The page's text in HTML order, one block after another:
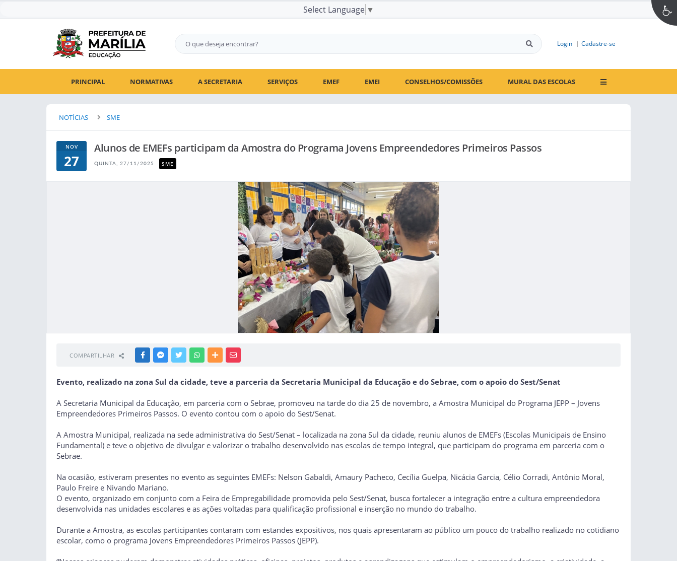
Select Language ▼
Login Cadastre-se
PRINCIPAL NORMATIVAS A SECRETARIA SERVIÇOS EMEF EMEI CONSELHOS/COMISSÕES MURAL DAS ESCOLAS
NOTÍCIAS SME
NOV
27
Alunos de EMEFs participam da Amostra do Programa Jovens Empreendedores Primeiros Passos
QUINTA, 27/11/2025 SME
COMPARTILHAR FACEBOOKMESSENGER
TWITTER WHATSAPPMAIS
Evento, realizado na zona Sul da cidade, teve a parceria da Secretaria Municipal da Educação e do Sebrae, com o apoio do Sest/Senat
A Secretaria Municipal da Educação, em parceria com o Sebrae, promoveu na tarde do dia 25 de novembro, a Amostra Municipal do Programa JEPP – Jovens
Empreendedores Primeiros Passos. O evento contou com o apoio do Sest/Senat.
A Amostra Municipal, realizada na sede administrativa do Sest/Senat – localizada na zona Sul da cidade, reuniu alunos de EMEFs (Escolas Municipais de Ensino
Fundamental) e teve o objetivo de divulgar e valorizar o trabalho desenvolvido nas escolas de tempo integral, que participam do programa em parceria com o
Sebrae.
Na ocasião, estiveram presentes no evento as seguintes EMEFs: Nelson Gabaldi, Amaury Pacheco, Cecília Guelpa, Nicácia Garcia, Célio Corradi, Antônio Moral,
Paulo Freire e Nivando Mariano.
O evento, organizado em conjunto com a Feira de Empregabilidade promovida pelo Sest/Senat, busca fortalecer a integração entre a cultura empreendedora
desenvolvida nas unidades escolares e as ações voltadas para qualificação profissional e inserção no mundo do trabalho.
Durante a Amostra, as escolas participantes contaram com estandes expositivos, nos quais apresentaram ao público um pouco do trabalho realizado no cotidiano
escolar, como o programa Jovens Empreendedores Primeiros Passos (JEPP).